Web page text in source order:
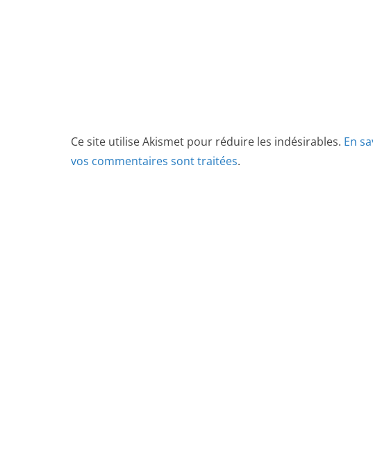
Ce site utilise Akismet pour réduire les indésirables. En
vos commentaires sont traitées.